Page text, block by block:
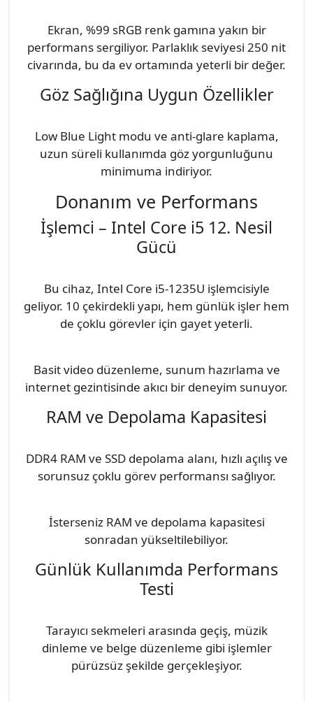
Ekran, %99 sRGB renk gamına yakın bir
performans sergiliyor. Parlaklık seviyesi 250 nit
civarında, bu da ev ortamında yeterli bir değer.
Göz Sağlığına Uygun Özellikler
Low Blue Light modu ve anti-glare kaplama,
uzun süreli kullanımda göz yorgunluğunu
minimuma indiriyor.
Donanım ve Performans
İşlemci – Intel Core i5 12. Nesil
Gücü
Bu cihaz, Intel Core i5-1235U işlemcisiyle
geliyor. 10 çekirdekli yapı, hem günlük işler hem
de çoklu görevler için gayet yeterli.
Basit video düzenleme, sunum hazırlama ve
internet gezintisinde akıcı bir deneyim sunuyor.
RAM ve Depolama Kapasitesi
DDR4 RAM ve SSD depolama alanı, hızlı açılış ve
sorunsuz çoklu görev performansı sağlıyor.
İsterseniz RAM ve depolama kapasitesi
sonradan yükseltilebiliyor.
Günlük Kullanımda Performans
Testi
Tarayıcı sekmeleri arasında geçiş, müzik
dinleme ve belge düzenleme gibi işlemler
pürüzsüz şekilde gerçekleşiyor.